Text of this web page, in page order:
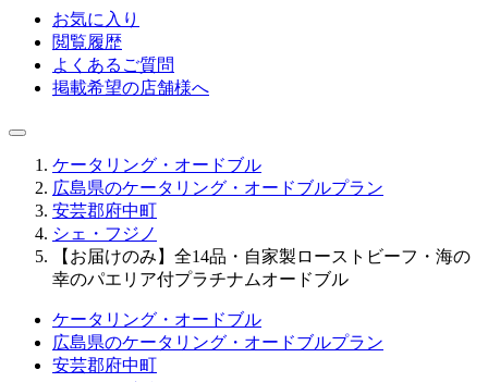
お気に入り
閲覧履歴
よくあるご質問
掲載希望の店舗様へ
ケータリング・オードブル
広島県のケータリング・オードブルプラン
安芸郡府中町
シェ・フジノ
【お届けのみ】全14品・自家製ローストビーフ・海の
幸のパエリア付プラチナムオードブル
ケータリング・オードブル
広島県のケータリング・オードブルプラン
安芸郡府中町